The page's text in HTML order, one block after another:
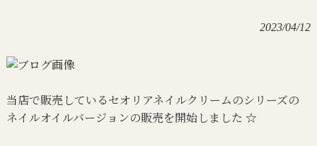
2023/04/12
当店で販売しているセオリアネイルクリームのシリーズの
ネイルオイルバージョンの販売を開始しました ☆